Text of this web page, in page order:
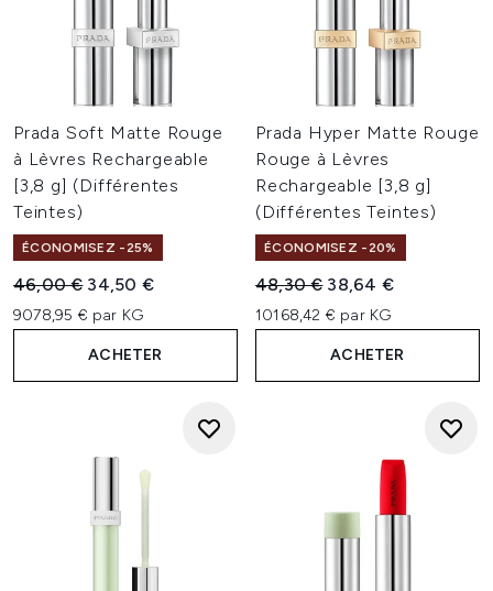
Prada Soft Matte Rouge
à Lèvres Rechargeable
[3,8 g] (Différentes
Teintes)
ÉCONOMISEZ -25%
Prix de vente :
46,00 € Prix ​​actuel :
34,50 €
9078,95 € par KG
ACHETER
Prada Hyper Matte Rouge
Rouge à Lèvres
Rechargeable [3,8 g]
(Différentes Teintes)
ÉCONOMISEZ -20%
Prix de vente :
48,30 € Prix ​​actuel :
38,64 €
10168,42 € par KG
ACHETER